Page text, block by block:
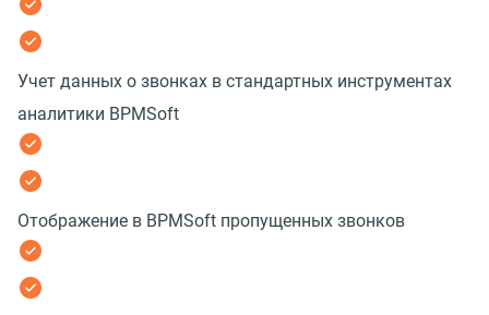
Учет данных о звонках в стандартных инструментах
аналитики BPMSoft
Отображение в BPMSoft пропущенных звонков